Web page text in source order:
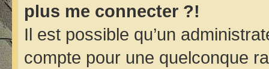
plus me connecter ?!
Il est possible qu’un
compte pour une quelconque